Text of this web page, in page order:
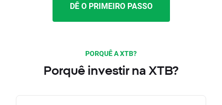
DÊ O PRIMEIRO PASSO
PORQUÊ A XTB?
Porquê investir na XTB?